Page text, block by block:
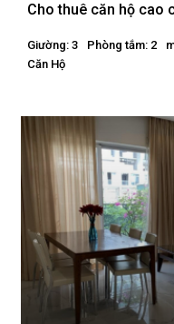
Cho thuê căn hộ cao
Giường: 3 Phòng tắm: 2
Căn Hộ